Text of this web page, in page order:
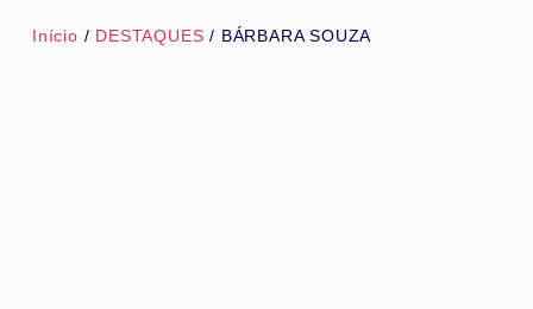
Início / DESTAQUES / BÁRBARA SOUZA